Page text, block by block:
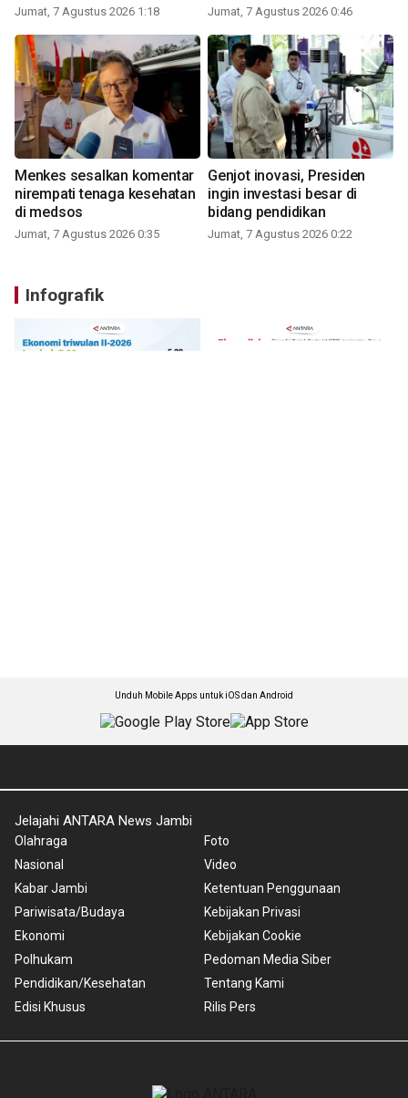
Jumat, 7 Agustus 2026 1:18 Jumat, 7 Agustus 2026 0:46
Menkes sesalkan komentar
nirempati tenaga kesehatan
di medsos
Jumat, 7 Agustus 2026 0:35
Genjot inovasi, Presiden
ingin investasi besar di
bidang pendidikan
Jumat, 7 Agustus 2026 0:22
Infografik
Unduh Mobile Apps untuk iOS dan Android
Jelajahi ANTARA News Jambi
Olahraga
Nasional
Kabar Jambi
Pariwisata/Budaya
Ekonomi
Polhukam
Pendidikan/Kesehatan
Edisi Khusus
Foto
Video
Ketentuan Penggunaan
Kebijakan Privasi
Kebijakan Cookie
Pedoman Media Siber
Tentang Kami
Rilis Pers